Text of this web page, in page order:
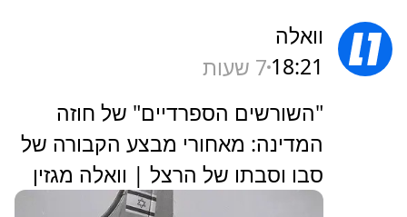
וואלה
18:21 7 שעות
"השורשים הספרדיים" של חוזה
המדינה: מאחורי מבצע הקבורה של
סבו וסבתו של הרצל | וואלה מגזין